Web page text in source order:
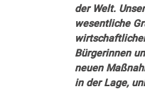
der Welt.
wesentliche
Bürgerinnen
neuen
in der Lage,